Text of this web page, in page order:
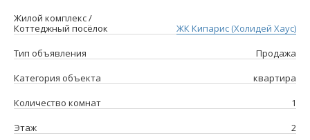
Жилой комплекс /
Коттеджный посёлок
ЖК Кипарис (Холидей Хаус)
Тип объявления
Продажа
Категория объекта
квартира
Количество комнат
1
Этаж
2